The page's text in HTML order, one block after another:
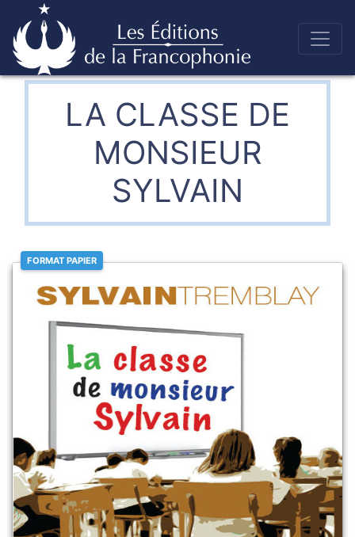
Skip
to Éditions de la francophonie
LA CLASSE DE
MONSIEUR
SYLVAIN
FORMAT PAPIER